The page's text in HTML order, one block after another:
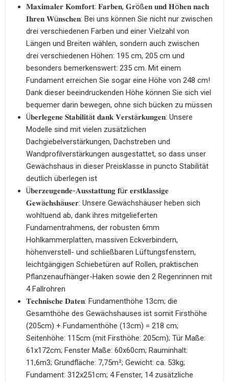
𝐌𝐚𝐱𝐢𝐦𝐚𝐥𝐞𝐫 𝐊𝐨𝐦𝐟𝐨𝐫𝐭: 𝐅𝐚𝐫𝐛𝐞𝐧, 𝐆𝐫öß𝐞𝐧 𝐮𝐧𝐝 𝐇ö𝐡𝐞𝐧 𝐧𝐚𝐜𝐡
𝐈𝐡𝐫𝐞𝐧 𝐖ü𝐧𝐬𝐜𝐡𝐞𝐧: Bei uns können Sie nicht nur zwischen
drei verschiedenen Farben und einer Vielzahl von
Längen und Breiten wählen, sondern auch zwischen
drei verschiedenen Höhen: 195 cm, 205 cm und
besonders bemerkenswert: 235 cm. Mit einem
Fundament erreichen Sie sogar eine Höhe von 248 cm!
Dank dieser beeindruckenden Höhe können Sie sich viel
bequemer darin bewegen, ohne sich bücken zu müssen
Ü𝐛𝐞𝐫𝐥𝐞𝐠𝐞𝐧𝐞 𝐒𝐭𝐚𝐛𝐢𝐥𝐢𝐭ä𝐭 𝐝𝐚𝐧𝐤 𝐕𝐞𝐫𝐬𝐭ä𝐫𝐤𝐮𝐧𝐠𝐞𝐧: Unsere
Modelle sind mit vielen zusätzlichen
Dachgiebelverstärkungen, Dachstreben und
Wandprofilverstärkungen ausgestattet, so dass unser
Gewächshaus in dieser Preisklasse in puncto Stabilität
deutlich überlegen ist
Ü𝐛𝐞𝐫𝐳𝐞𝐮𝐠𝐞𝐧𝐝𝐞-𝐀𝐮𝐬𝐬𝐭𝐚𝐭𝐭𝐮𝐧𝐠 𝐟ü𝐫 𝐞𝐫𝐬𝐭𝐤𝐥𝐚𝐬𝐬𝐢𝐠𝐞
𝐆𝐞𝐰ä𝐜𝐡𝐬𝐡ä𝐮𝐬𝐞𝐫: Unsere Gewächshäuser heben sich
wohltuend ab, dank ihres mitgelieferten
Fundamentrahmens, der robusten 6mm
Hohlkammerplatten, massiven Eckverbindern,
höhenverstell- und schließbaren Lüftungsfenstern,
leichtgängigen Schiebetüren auf Rollen, praktischen
Pflanzenaufhänger-Haken sowie den 2 Regenrinnen mit
4 Fallrohren
𝐓𝐞𝐜𝐡𝐧𝐢𝐬𝐜𝐡𝐞 𝐃𝐚𝐭𝐞𝐧: Fundamenthöhe 13cm; die
Gesamthöhe des Gewächshauses ist somit Firsthöhe
(205cm) + Fundamenthöhe (13cm) = 218 cm;
Seitenhöhe: 115cm (mit Firsthöhe: 205cm); Tür Maße:
61x172cm; Fenster Maße: 60x60cm; Rauminhalt:
11,6m3; Grundfläche: 7,75m²; Gewicht: ca. 53kg;
Fundament: 312x251cm; 4 Fenster, 14 zusätzliche